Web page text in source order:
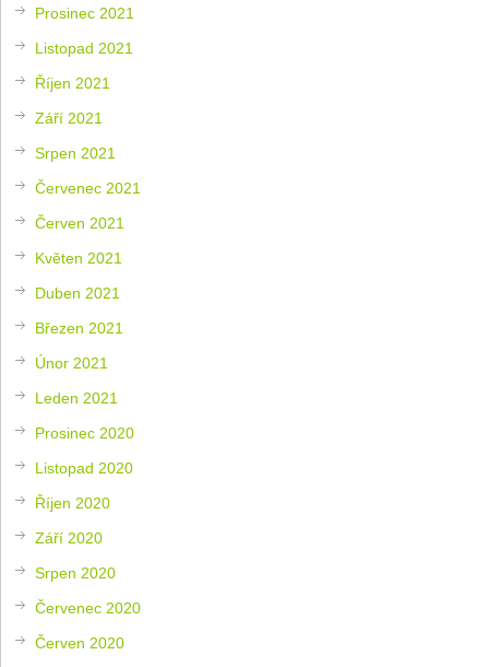
Prosinec 2021
Listopad 2021
Říjen 2021
Září 2021
Srpen 2021
Červenec 2021
Červen 2021
Květen 2021
Duben 2021
Březen 2021
Únor 2021
Leden 2021
Prosinec 2020
Listopad 2020
Říjen 2020
Září 2020
Srpen 2020
Červenec 2020
Červen 2020